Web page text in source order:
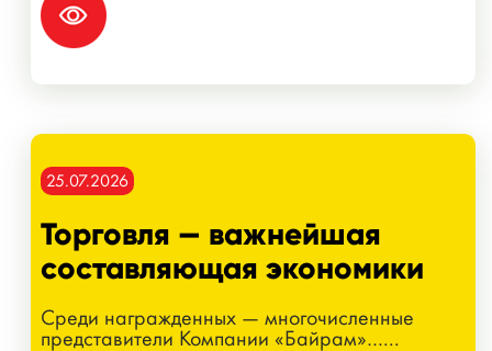
25.07.2026
Торговля — важнейшая
составляющая экономики
Среди награжденных — многочисленные
представители Компании «Байрам»…...